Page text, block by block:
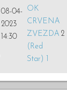
08-04-
2023
14:30
OK
CRVENA
ZVEZDA
(Red
Star) 1
2